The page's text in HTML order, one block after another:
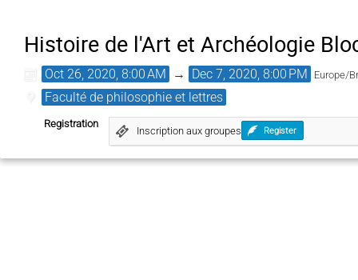
Histoire de l'Art et Archéologie
Oct 26, 2020, 8:00 AM → Dec 7, 2020, 8:00 PM Europe/
Faculté de philosophie et lettres
Registration
Inscription aux groupes Register